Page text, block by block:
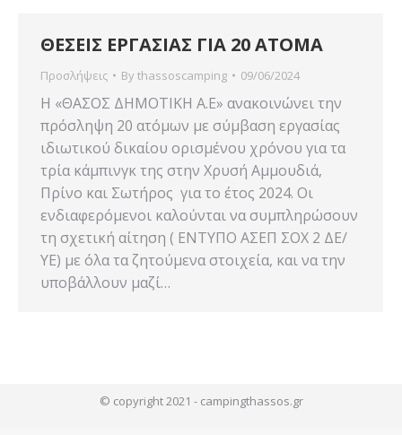
ΘΕΣΕΙΣ ΕΡΓΑΣΙΑΣ ΓΙΑ 20 ΑΤΟΜΑ
Προσλήψεις By thassoscamping 09/06/2024
Η «ΘΑΣΟΣ ΔΗΜΟΤΙΚΗ Α.Ε» ανακοινώνει την
πρόσληψη 20 ατόμων με σύμβαση εργασίας
ιδιωτικού δικαίου ορισμένου χρόνου για τα
τρία κάμπινγκ της στην Χρυσή Αμμουδιά,
Πρίνο και Σωτήρος για το έτος 2024. Οι
ενδιαφερόμενοι καλούνται να συμπληρώσουν
τη σχετική αίτηση ( ΕΝΤΥΠΟ ΑΣΕΠ ΣΟΧ 2 ΔΕ/
ΥΕ) με όλα τα ζητούμενα στοιχεία, και να την
υποβάλλουν μαζί…
© copyright 2021 - campingthassos.gr